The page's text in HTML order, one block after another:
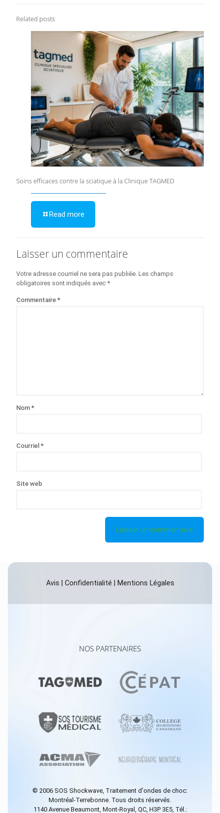
Related posts
Soins efficaces contre la sciatique à la Clinique TAGMED
Read more
Laisser un commentaire
Votre adresse courriel ne sera pas publiée. Les champs
obligatoires sont indiqués avec *
Commentaire *
Nom *
Courriel *
Site web
Avis Confidentialité Mentions Légales
NOS PARTENAIRES
© 2006 SOS Shockwave , Traitement d'ondes de choc:
Montréal-Terrebonne. Tous droits réservés.
1140 Avenue Beaumont, Mont-Royal, QC, H3P 3E5, Tél.: